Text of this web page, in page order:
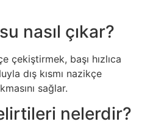
nasıl çıkar?
çekiştirmek, başı hızlıca
dış kısmı nazikçe
sağlar.
nelerdir?